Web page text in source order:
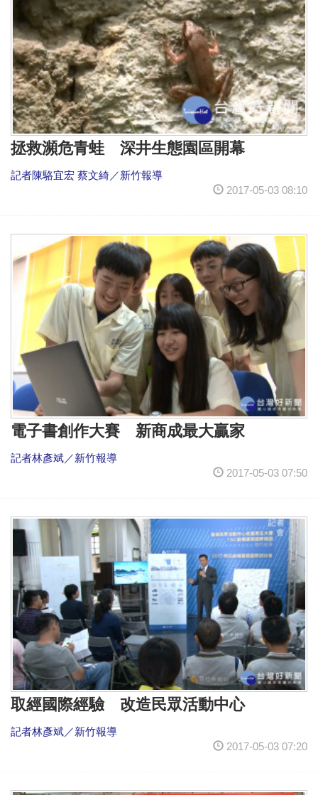
拯救瀕危青蛙 深井生態園區開幕
記者陳駱宜宏 蔡文綺／新竹報導
2017-05-03 08:10
電子書創作大賽 新商成最大贏家
記者林彥斌／新竹報導
2017-05-03 07:50
取經國際經驗 改造民眾活動中心
記者林彥斌／新竹報導
2017-05-03 07:20